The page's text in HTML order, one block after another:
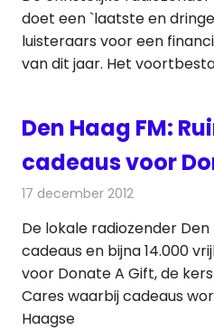
doet een `laatste en
luisteraars voor een
van dit jaar. Het
Den Haag FM:
cadeaus voor
17 december 2012
De lokale radiozender
cadeaus en bijna 14.000
voor Donate A Gift, de
Cares waarbij cadeaus
Haagse